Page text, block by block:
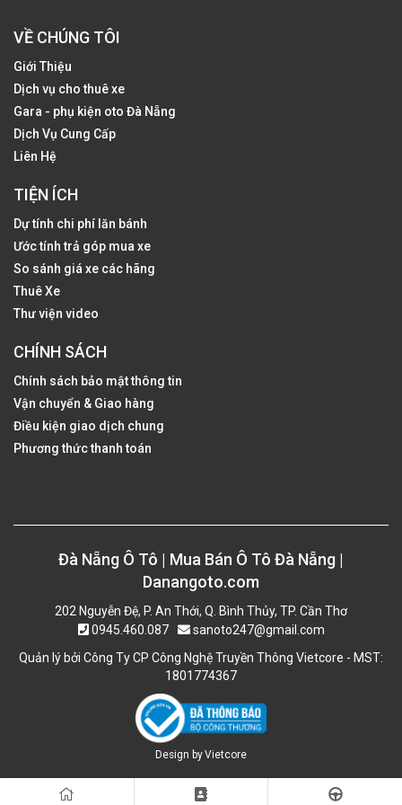
VỀ CHÚNG TÔI
Giới Thiệu
Dịch vụ cho thuê xe
Gara - phụ kiện oto Đà Nẵng
Dịch Vụ Cung Cấp
Liên Hệ
TIỆN ÍCH
Dự tính chi phí lăn bánh
Ước tính trả góp mua xe
So sánh giá xe các hãng
Thuê Xe
Thư viện video
CHÍNH SÁCH
Chính sách bảo mật thông tin
Vận chuyển & Giao hàng
Điều kiện giao dịch chung
Phương thức thanh toán
Đà Nẵng Ô Tô | Mua Bán Ô Tô Đà Nẵng |
Danangoto.com
202 Nguyễn Đệ, P. An Thới, Q. Bình Thủy, TP. Cần Thơ
0945.460.087
sanoto247@gmail.com
Quản lý bởi Công Ty CP Công Nghệ Truyền Thông Vietcore - MST:
1801774367
Design byVietcore